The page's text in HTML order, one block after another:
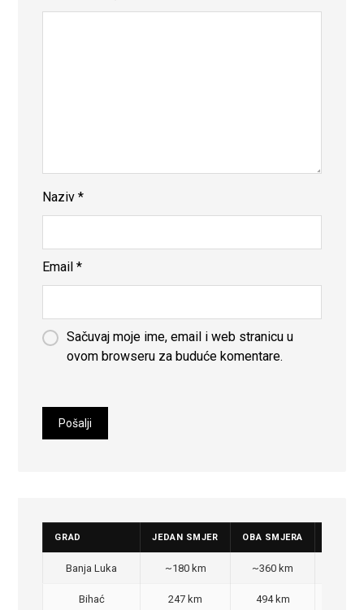
Naziv*
Email*
Sačuvaj moje ime, email i web stranicu u
ovom browseru za buduće komentare.
GRAD JEDAN SMJER OBA SMJERA
Banja Luka ~180 km ~360 km
Bihać 247 km 494 km